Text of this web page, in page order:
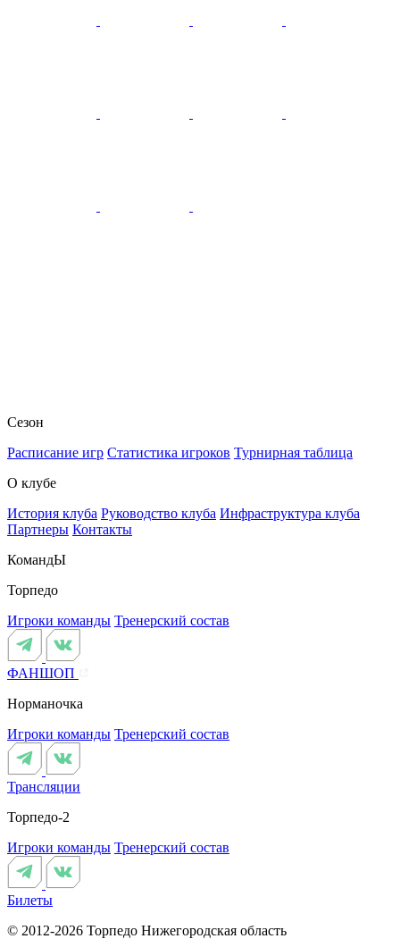
Сезон
Расписание игр Статистика игроков Турнирная таблица
О клубе
История клуба Руководство клуба Инфраструктура клуба
Партнеры Контакты
КомандЫ
Торпедо
Игроки команды Тренерский состав
ФАНШОП
Норманочка
Игроки команды Тренерский состав
Трансляции
Торпедо-2
Игроки команды Тренерский состав
Билеты
© 2012-2026 Торпедо Нижегородская область